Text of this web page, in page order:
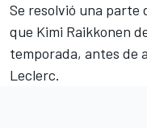
Se resolvió una parte
que Kimi Raikkonen
temporada, antes de
Leclerc.